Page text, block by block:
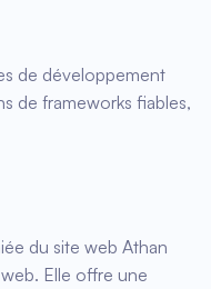
de développement
de frameworks fiables,
du site web Athan
Elle offre une